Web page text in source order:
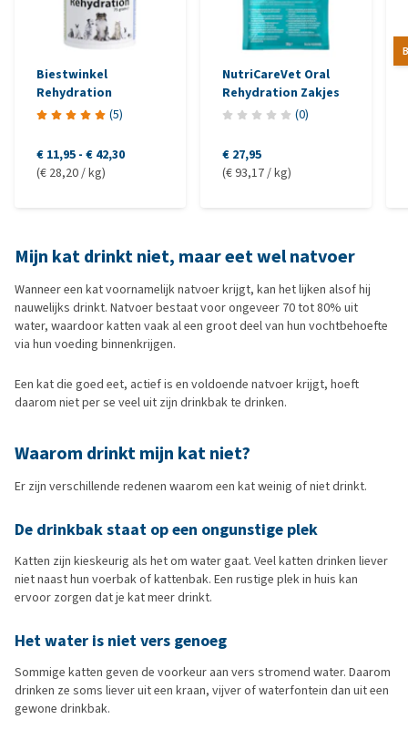
Biestwinkel
Rehydration
(5)
€ 11,95 - € 42,30
(€ 28,20 / kg)
NutriCareVet Oral
Rehydration Zakjes
(0)
€ 27,95
(€ 93,17 / kg)
Mijn kat drinkt niet, maar eet wel natvoer
Wanneer een kat voornamelijk natvoer krijgt, kan het lijken alsof hij
nauwelijks drinkt. Natvoer bestaat voor ongeveer 70 tot 80% uit
water, waardoor katten vaak al een groot deel van hun vochtbehoefte
via hun voeding binnenkrijgen.
Een kat die goed eet, actief is en voldoende natvoer krijgt, hoeft
daarom niet per se veel uit zijn drinkbak te drinken.
Waarom drinkt mijn kat niet?
Er zijn verschillende redenen waarom een kat weinig of niet drinkt.
De drinkbak staat op een ongunstige plek
Katten zijn kieskeurig als het om water gaat. Veel katten drinken liever
niet naast hun voerbak of kattenbak. Een rustige plek in huis kan
ervoor zorgen dat je kat meer drinkt.
Het water is niet vers genoeg
Sommige katten geven de voorkeur aan vers stromend water. Daarom
drinken ze soms liever uit een kraan, vijver of waterfontein dan uit een
gewone drinkbak.